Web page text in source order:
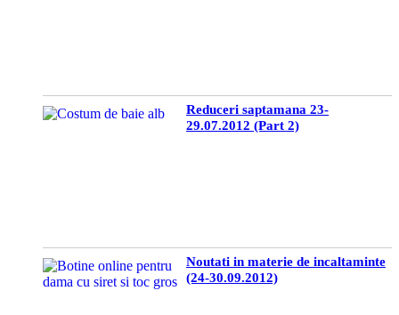
Reduceri saptamana 23-
29.07.2012 (Part 2)
Noutati in materie de incaltaminte
(24-30.09.2012)